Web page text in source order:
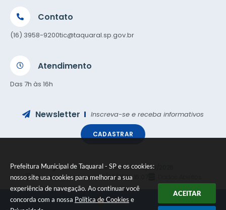
Prefeitura Municipal de Taquaral - SP e os cookies:
nosso site usa cookies para melhorar a sua
experiência de navegação. Ao continuar você
concorda com a nossa Política de Cookies e
ACEITAR
Contato
(16) 3958-9200tic@taquaral.sp.gov.br
Atendimento
Das 7h às 16h
Newsletter Inscreva-se e receba informativos
CADASTRAR
Versão do Sistema:3.5.3 - 19/06/2026
Portal atualizado em:05/08/2026 16:07